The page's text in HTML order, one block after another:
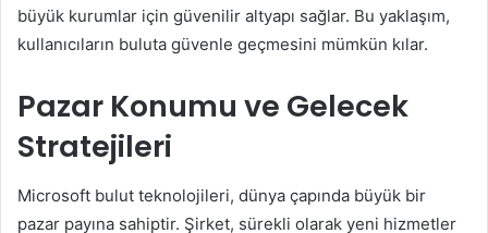
büyük kurumlar için güvenilir altyapı sağlar. Bu yaklaşım,
kullanıcıların buluta güvenle geçmesini mümkün kılar.
Pazar Konumu ve Gelecek
Stratejileri
Microsoft bulut teknolojileri, dünya çapında büyük bir
pazar payına sahiptir. Şirket, sürekli olarak yeni hizmetler